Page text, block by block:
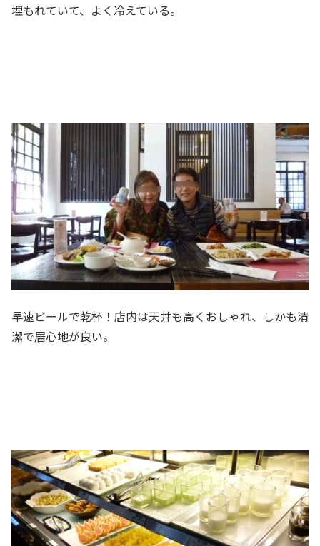
埋もれていて、よく冷えている。
早速ビールで乾杯！店内は天井も高くおしゃれ、しかも清
潔で居心地が良い。